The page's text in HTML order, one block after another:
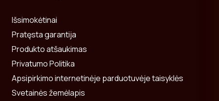
Išsimokėtinai
Pratęsta garantija
Produkto atšaukimas
Privatumo Politika
Apsipirkimo internetinėje parduotuvėje taisyklės
Svetainės žemėlapis